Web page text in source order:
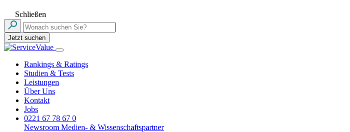
Schließen
Jetzt suchen
Rankings & Ratings
Studien & Tests
Leistungen
Über Uns
Kontakt
Jobs
0221 67 78 67 0
Newsroom Medien- & Wissenschaftspartner